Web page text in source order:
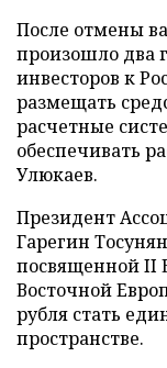
После отмены
произошло два
инвесторов к
размещать
расчетные
обеспечивать
Улюкаев.
Президент
Гарегин
посвященной II
Восточной
рубля стать
пространстве.